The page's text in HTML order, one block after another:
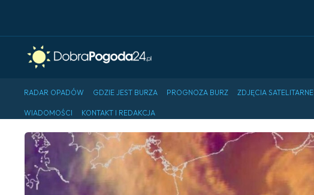
RADAR OPADÓW GDZIE JEST BURZA PROGNOZA BURZ ZDJĘCIA SATELITARNE
WIADOMOŚCI KONTAKT I REDAKCJA